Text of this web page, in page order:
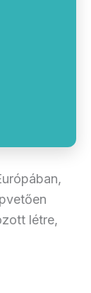
létre,